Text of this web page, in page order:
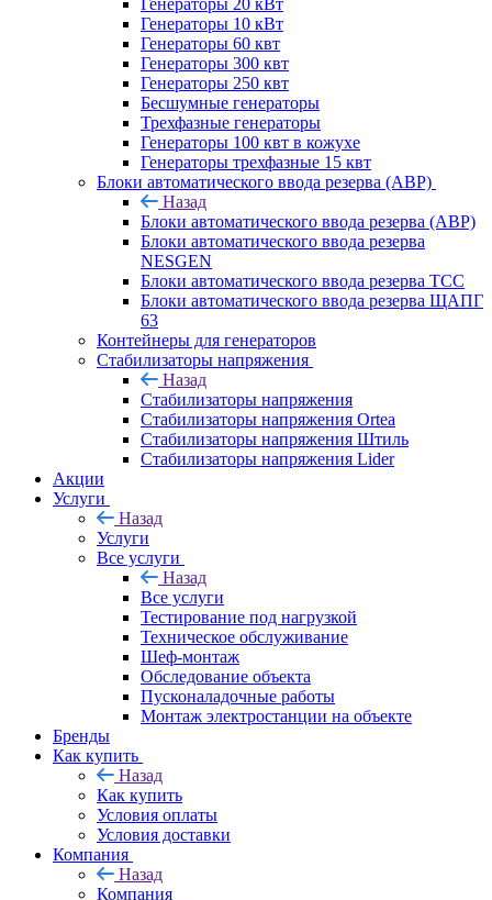
Генераторы 20 кВт
Генераторы 10 кВт
Генераторы 60 квт
Генераторы 300 квт
Генераторы 250 квт
Бесшумные генераторы
Трехфазные генераторы
Генераторы 100 квт в кожухе
Генераторы трехфазные 15 квт
Блоки автоматического ввода резерва (АВР)
Назад
Блоки автоматического ввода резерва (АВР)
Блоки автоматического ввода резерва
NESGEN
Блоки автоматического ввода резерва ТСС
Блоки автоматического ввода резерва ЩАПГ
63
Контейнеры для генераторов
Стабилизаторы напряжения
Назад
Стабилизаторы напряжения
Стабилизаторы напряжения Ortea
Стабилизаторы напряжения Штиль
Стабилизаторы напряжения Lider
Акции
Услуги
Назад
Услуги
Все услуги
Назад
Все услуги
Тестирование под нагрузкой
Техническое обслуживание
Шеф-монтаж
Обследование объекта
Пусконаладочные работы
Монтаж электростанции на объекте
Бренды
Как купить
Назад
Как купить
Условия оплаты
Условия доставки
Компания
Назад
Компания